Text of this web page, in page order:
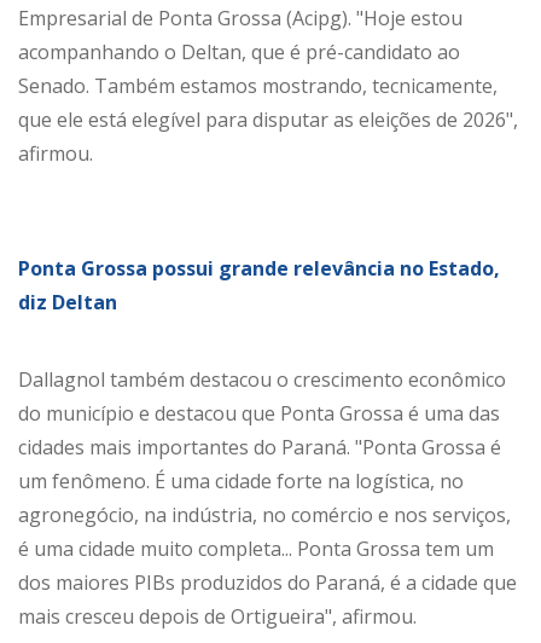
Empresarial de Ponta Grossa (Acipg). "Hoje estou
acompanhando o Deltan, que é pré-candidato ao
Senado. Também estamos mostrando, tecnicamente,
que ele está elegível para disputar as eleições de 2026",
afirmou.
Ponta Grossa possui grande relevância no Estado,
diz Deltan
Dallagnol também destacou o crescimento econômico
do município e destacou que Ponta Grossa é uma das
cidades mais importantes do Paraná. "Ponta Grossa é
um fenômeno. É uma cidade forte na logística, no
agronegócio, na indústria, no comércio e nos serviços,
é uma cidade muito completa... Ponta Grossa tem um
dos maiores PIBs produzidos do Paraná, é a cidade que
mais cresceu depois de Ortigueira", afirmou.